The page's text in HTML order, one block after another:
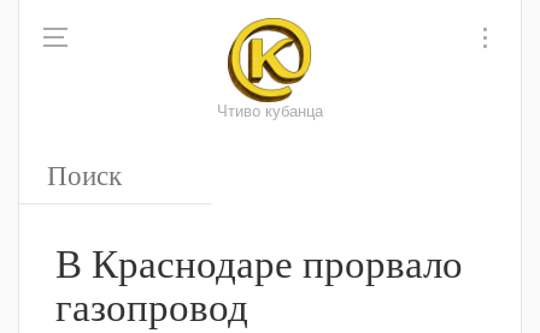
Чтиво кубанца
В Краснодаре прорвало
газопровод